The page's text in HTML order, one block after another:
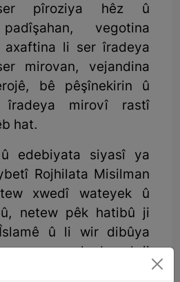
pîroziya hêz û
vegotina
axaftina li ser îradeya
mirovan, vejandina
bê pêşînekirin û
îradeya mirovî rastî
hat.
edebiyata siyasî ya
Rojhilata Misilman
xwedî wateyek û
netew pêk hatibû ji
û li wir dibûya
xwe weke beşek ji